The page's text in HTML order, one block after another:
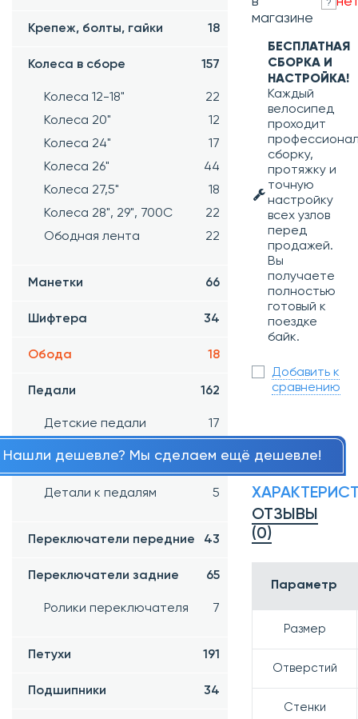
Крепеж, болты, гайки 18
Колеса в сборе 157
Колеса 12-18"
22
Колеса 20"
12
Колеса 24"
17
Колеса 26"
44
Колеса 27,5"
18
Колеса 28", 29", 700С
22
Ободная лента
22
Манетки 66
Шифтера 34
Обода 18
Педали 162
Детские педали
17
Контактные педали
3
Детали к педалям
5
Переключатели передние 43
Переключатели задние 65
Ролики переключателя 7
Петухи 191
Подшипники 34
магазине
?
БЕСПЛАТНАЯ
СБОРКА И
НАСТРОЙКА!
Каждый
велосипед
проходит
сборку,
протяжку и
точную
настройку
всех узлов
перед
продажей.
Вы
получаете
полностью
готовый к
поездке
байк.
Добавить к
сравнению
Нашли дешевле? Мы сделаем ещё дешевле!
ОТЗЫВЫ
(0)
Параметр
Размер
Отверстий
Стенки